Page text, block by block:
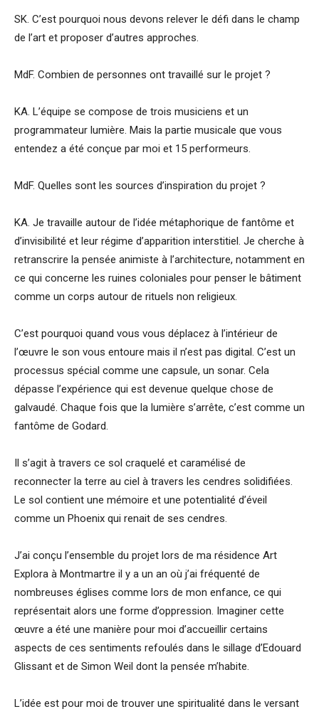
SK. C’est pourquoi nous devons relever le défi dans le champ
de l’art et proposer d’autres approches.
MdF. Combien de personnes ont travaillé sur le projet ?
KA. L’équipe se compose de trois musiciens et un
programmateur lumière. Mais la partie musicale que vous
entendez a été conçue par moi et 15 performeurs.
MdF. Quelles sont les sources d’inspiration du projet ?
KA. Je travaille autour de l’idée métaphorique de fantôme et
d’invisibilité et leur régime d’apparition interstitiel. Je cherche à
retranscrire la pensée animiste à l’architecture, notamment en
ce qui concerne les ruines coloniales pour penser le bâtiment
comme un corps autour de rituels non religieux.
C’est pourquoi quand vous vous déplacez à l’intérieur de
l’œuvre le son vous entoure mais il n’est pas digital. C’est un
processus spécial comme une capsule, un sonar. Cela
dépasse l’expérience qui est devenue quelque chose de
galvaudé. Chaque fois que la lumière s’arrête, c’est comme un
fantôme de Godard.
Il s’agit à travers ce sol craquelé et caramélisé de
reconnecter la terre au ciel à travers les cendres solidifiées.
Le sol contient une mémoire et une potentialité d’éveil
comme un Phoenix qui renait de ses cendres.
J’ai conçu l’ensemble du projet lors de ma résidence Art
Explora à Montmartre il y a un an où j’ai fréquenté de
nombreuses églises comme lors de mon enfance, ce qui
représentait alors une forme d’oppression. Imaginer cette
œuvre a été une manière pour moi d’accueillir certains
aspects de ces sentiments refoulés dans le sillage d’Edouard
Glissant et de Simon Weil dont la pensée m’habite.
L’idée est pour moi de trouver une spiritualité dans le versant